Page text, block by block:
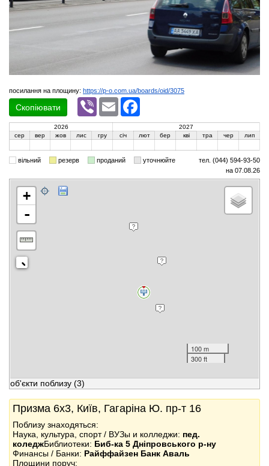
посилання на площину: https://p-o.com.ua/boards/oid/3075
Скопіювати
Viber Email
2026
2027
сер
вер жов лис гру січ лют бер кві тра чер лип
вільний резерв проданий уточнюйте
тел. (044) 594-93-50
на 07.08.26
+
-
100 m
300 ft
об'єкти поблизу (3)
Призма 6x3, Київ, Гагаріна Ю. пр-т 16
Поблизу знаходяться:
Наука, культура, спорт / ВУЗы и колледжи: пед.
коледжБиблиотеки: Биб-ка 5 Дніпровського р-ну
Финансы / Банки: Райффайзен Банк Аваль
Площини поруч: